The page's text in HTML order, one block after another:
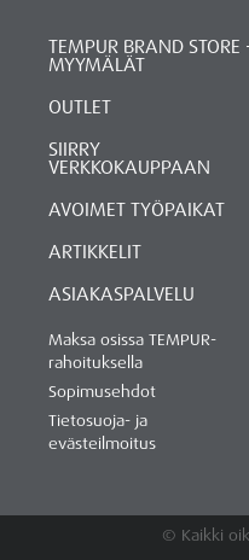
TEMPUR BRAND STORE
MYYMÄLÄT
OUTLET
SIIRRY
VERKKOKAUPPAAN
AVOIMET TYÖPAIKAT
ARTIKKELIT
ASIAKASPALVELU
Maksa osissa TEMPUR-
rahoituksella
Sopimusehdot
Tietosuoja- ja
evästeilmoitus
© Kaikki